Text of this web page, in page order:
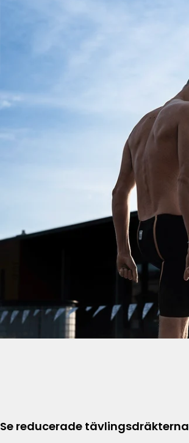
Se reducerade tävlingsdräkterna